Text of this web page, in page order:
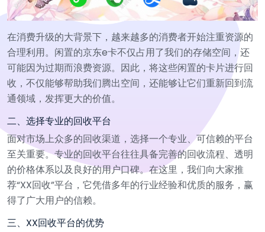
在消费升级的大背景下，越来越多的消费者开始注重资源的
合理利用。闲置的京东e卡不仅占用了我们的存储空间，还
可能因为过期而浪费资源。因此，将这些闲置的卡片进行回
收，不仅能够帮助我们腾出空间，还能够让它们重新回到流
通领域，发挥更大的价值。
二、选择专业的回收平台
面对市场上众多的回收渠道，选择一个专业、可信赖的平台
至关重要。专业的回收平台往往具备完善的回收流程、透明
的价格体系以及良好的用户口碑。在这里，我们向大家推
荐“XX回收”平台，它凭借多年的行业经验和优质的服务，赢
得了广大用户的信赖。
三、XX回收平台的优势